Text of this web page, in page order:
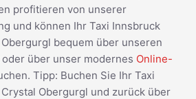
profitieren von unserer
und können Ihr Taxi Innsbruck
bequem über unseren
über unser modernes Online-
Tipp: Buchen Sie Ihr Taxi
Obergurgl und zurück über